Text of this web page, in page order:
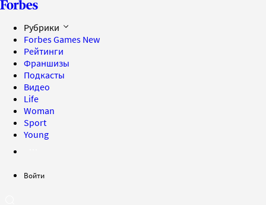
Рубрики
Forbes Games New
Рейтинги
Франшизы
Подкасты
Видео
Life
Woman
Sport
Young
Войти